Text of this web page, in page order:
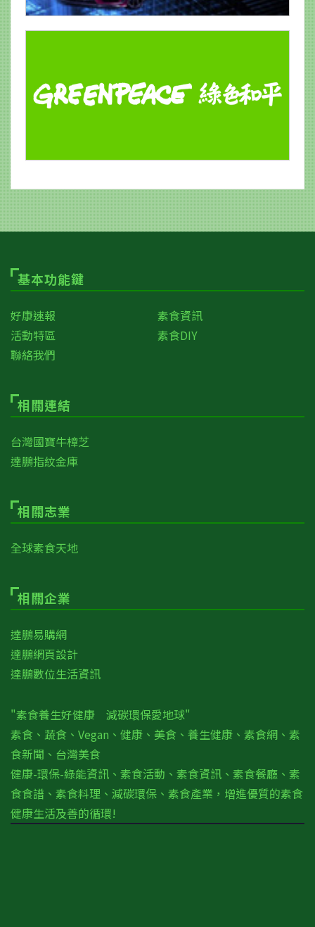
基本功能鍵
好康速報
素食資訊
活動特區
素食DIY
聯絡我們
相關連結
台灣國寶牛樟芝
達鵬指紋金庫
相關志業
全球素食天地
相關企業
達鵬易購網
達鵬網頁設計
達鵬數位生活資訊
"素食養生好健康 減碳環保愛地球"
素食、蔬食、Vegan、健康、美食、養生健康、素食網、素
食新聞、台灣美食
健康-環保-綠能資訊、素食活動、素食資訊、素食餐廳、素
食食譜、素食料理、減碳環保、素食產業，增進優質的素食
健康生活及善的循環!